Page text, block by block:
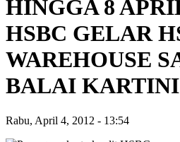
HINGGA 8
HSBC GELAR
WAREHOUSE
BALAI KARTINI
Rabu, April 4, 2012 - 13:54